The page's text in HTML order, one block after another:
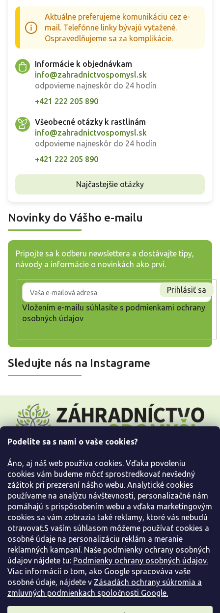
Podelíte sa s nami o vaše cookies?
Áno, aj náš web používa cookies. Vďaka povoleniu
cookies vám budeme môcť sprostredkovať nevšedný
zážitok pri prezeraní nášho webu. Analytické cookies
používame na analýzu návštevnosti, personalizačné nám
pomáhajú s prispôsobením webu a vďaka marketingovým
cookies sa vám zobrazia také reklamy, ktoré vás nebudú
otravovať.S vaším súhlasom môžeme používať cookies a
osobné údaje na personalizáciu reklám a meranie
reklamných kampaní. Naše podmienky ochrany osobných
údajov nájdete tu: Podmienky ochrany osobných údajov.
Viac informácií o tom, ako Google spracováva vaše
osobné údaje, nájdete v Zásadách ochrany súkromia a
zmluvných podmienkach spoločnosti Google.
Aktuálne preferujeme komunikáciu cez e-
mail. Telefónne linky bývajú vyťažené.
Ospravedlňujeme sa za komplikácie.
Informácie k objednávkam
info@zahradnictvospomysl.sk
odpovieme najneskôr do 24 hodín
+421 222 205 890
Všeobecné otázky k rastlinám
info@zahradnictvospomysl.sk
odpovieme najneskôr do 24 hodín
+421 222 205 890
Najčastejšie otázky
Novinky do Vášho e-mailu
Pripojte sa k odberu newslettera a dostávajte tipy,
návody a informácie o novinkách ako prví.
Vložením e-mailu súhlasíte s podmienkami ochrany
osobných údajov
Prihlásiť sa
Sledujte nás na Instagrame
p
ä
Všetko o nákupe
Informácie pre Vás
Kontaktujte nás